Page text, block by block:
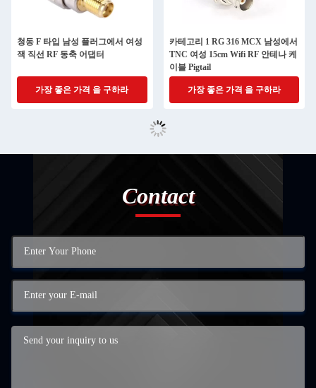
청동 F 타입 남성 플러그에서 여성
잭 직선 RF 동축 어댑터
가장 좋은 가격 을 구하라
카테고리 1 RG 316 MCX 남성에서
TNC 여성 15cm Wifi RF 안테나 케
이블 Pigtail
가장 좋은 가격 을 구하라
Contact